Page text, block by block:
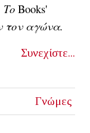
Το Books'
τον αγώνα.
Συνεχίστε...
Γνώμες